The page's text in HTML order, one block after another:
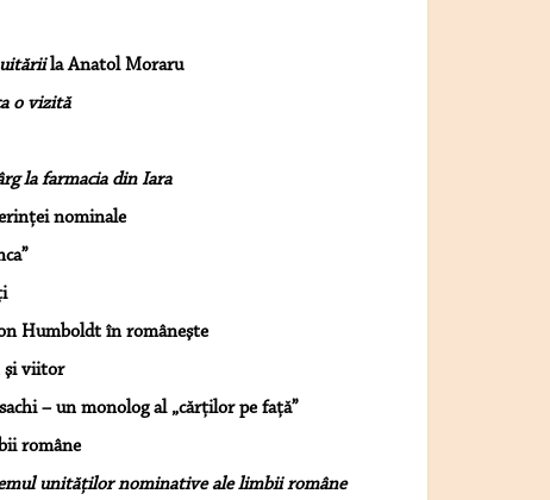
la Anatol Moraru
o vizită
la farmacia din Iara
nominale
Humboldt în româneşte
şi viitor
– un monolog al „cărţilor pe faţă”
române
unităţilor nominative ale limbii române